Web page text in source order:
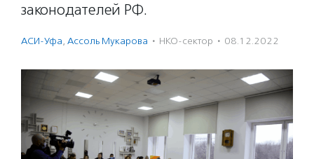
законодателей РФ.
АСИ-Уфа, Ассоль Мукарова · НКО-сектор · 08.12.2022